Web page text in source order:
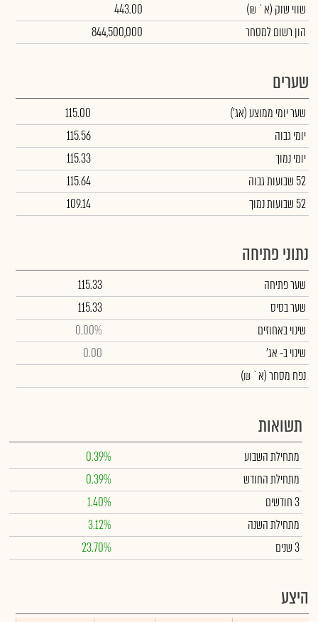
שווי שוק (א` ₪)
443.00
הון רשום למסחר
844,500,000
שערים
שער יומי ממוצע(אג')
115.00
יומי גבוה
115.56
יומי נמוך
115.33
52 שבועות גבוה
115.64
52 שבועות נמוך
109.14
נתוני פתיחה
שער פתיחה
115.33
שער בסיס
115.33
שינוי באחוזים
0.00%
שינויב- אג'
0.00
נפח מסחר(א` ₪)
תשואות
מתחילת השבוע
0.39%
מתחילת החודש
0.39%
3 חודשים
1.40%
מתחילת השנה
3.12%
3 שנים
23.70%
היצע